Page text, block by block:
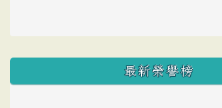
最新榮譽榜